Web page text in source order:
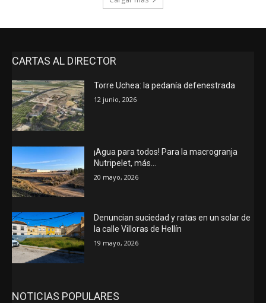
CARTAS AL DIRECTOR
Torre Uchea: la pedanía defenestrada
12 junio, 2026
¡Agua para todos! Para la macrogranja
Nutripelet, más…
20 mayo, 2026
Denuncian suciedad y ratas en un solar de
la calle Villoras de Hellín
19 mayo, 2026
NOTICIAS POPULARES